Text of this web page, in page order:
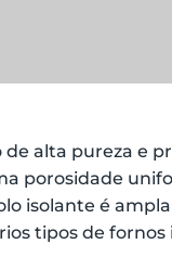
alta pureza e
porosidade
isolante é
tipos de fornos